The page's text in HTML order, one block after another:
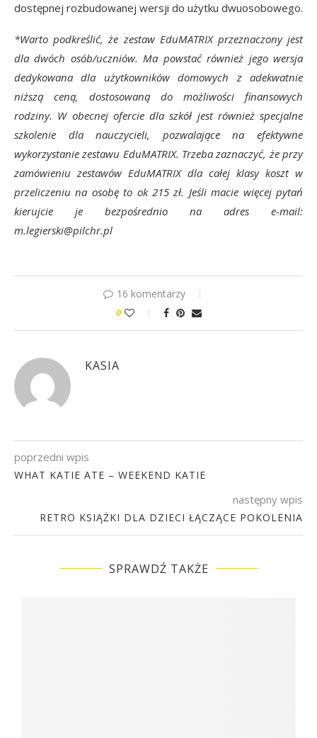
dostępnej rozbudowanej wersji do użytku dwuosobowego.
*Warto podkreślić, że zestaw EduMATRIX przeznaczony jest
dla dwóch osób/uczniów. Ma powstać również jego wersja
dedykowana dla użytkowników domowych z adekwatnie
niższą ceną, dostosowaną do możliwości finansowych
rodziny. W obecnej ofercie dla szkół jest również specjalne
szkolenie dla nauczycieli, pozwalające na efektywne
wykorzystanie zestawu EduMATRIX. Trzeba zaznaczyć, że przy
zamówieniu zestawów EduMATRIX dla całej klasy koszt w
przeliczeniu na osobę to ok 215 zł. Jeśli macie więcej pytań
kierujcie je bezpośrednio na adres e-mail:
m.legierski@pilchr.pl
16 komentarzy
0
KASIA
poprzedni wpis
WHAT KATIE ATE – WEEKEND KATIE
następny wpis
RETRO KSIĄŻKI DLA DZIECI ŁĄCZĄCE POKOLENIA
SPRAWDŹ TAKŻE